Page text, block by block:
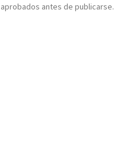
antes de publicarse.